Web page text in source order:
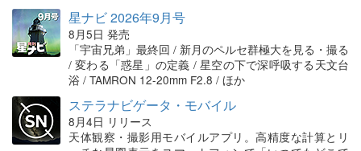
星ナビ 2026年9月号
8月5日 発売
「宇宙兄弟」最終回 / 新月のペルセ群極大を見る・撮る
/ 変わる「惑星」の定義 / 星空の下で深呼吸する天文台
浴 / TAMRON 12-20mm F2.8 / ほか
ステラナビゲータ・モバイル
8月4日 リリース
天体観察・撮影用モバイルアプリ。高精度な計算とリ